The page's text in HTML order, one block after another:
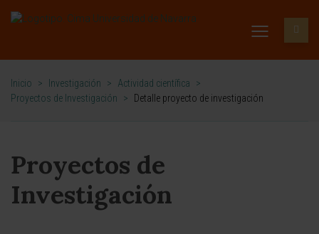
Inicio > Investigación > Actividad científica
>
Proyectos de Investigación
> Detalle proyecto de investigación
Proyectos de
Investigación